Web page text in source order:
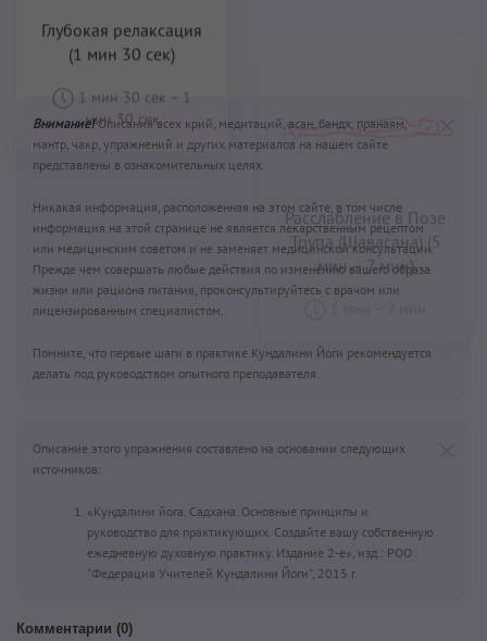
Внимание!Описания всех крий, медитаций, асан, бандх, пранаям,
мантр, чакр, упражнений и других материалов на нашем сайте
представлены в ознакомительных целях.
Никакая информация, расположенная на этом сайте, в том числе
информация на этой странице не является лекарственным рецептом
или медицинским советом и не заменяет медицинской консультации.
Прежде чем совершать любые действия по изменению вашего образа
жизни или рациона питания, проконсультируйтесь с врачом или
лицензированным специалистом.
Помните, что первые шаги в практике Кундалини Йоги рекомендуется
делать под руководством опытного преподавателя.
Описание этого упражнения составлено на основании следующих
источников:
«Кундалини йога. Садхана. Основные принципы и
руководство для практикующих. Создайте вашу собственную
ежедневную духовную практику. Издание 2-е», изд.: РОО
"Федерация Учителей Кундалини Йоги", 2015 г.
Комментарии (0)